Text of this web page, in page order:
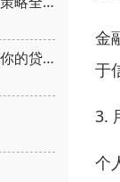
消费贷和信用贷的区别，如何选择最适合你的贷款方式？
金
于
3.
个